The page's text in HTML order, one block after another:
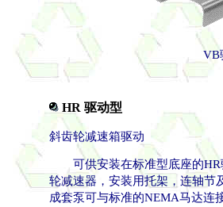
VB
HR 驱动型
斜齿轮减速箱驱动
可供安装在标准型底座的HR
轮减速器，安装用托架，连轴节
成套泵可与标准的NEMA马达连